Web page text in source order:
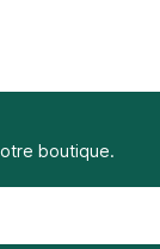
boutique.